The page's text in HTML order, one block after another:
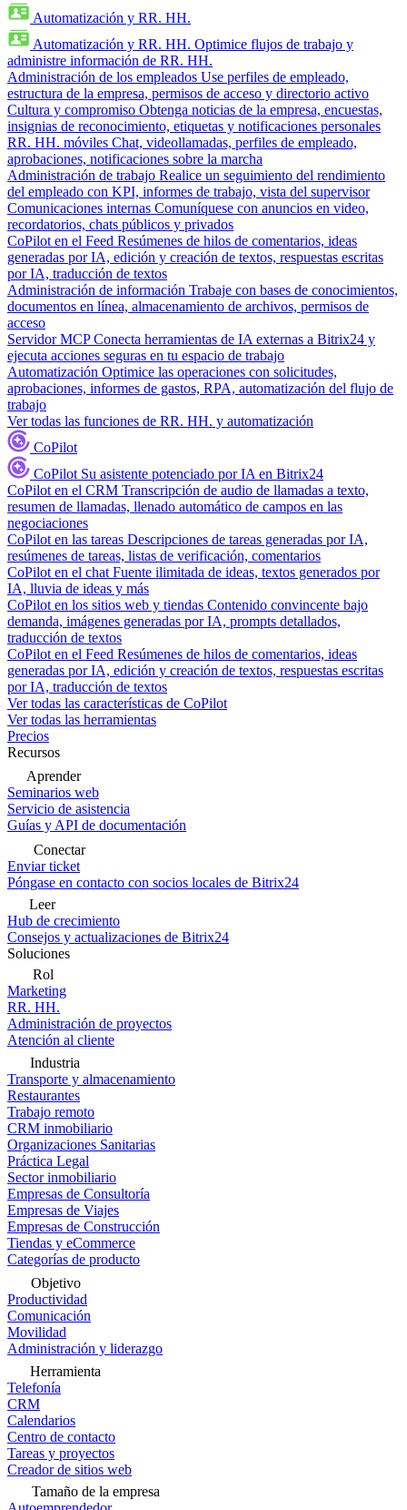
Automatización y RR. HH.
Automatización y RR. HH. Optimice flujos de trabajo y
administre información de RR. HH.
Administración de los empleados Use perfiles de empleado,
estructura de la empresa, permisos de acceso y directorio activo
Cultura y compromiso Obtenga noticias de la empresa, encuestas,
insignias de reconocimiento, etiquetas y notificaciones personales
RR. HH. móviles Chat, videollamadas, perfiles de empleado,
aprobaciones, notificaciones sobre la marcha
Administración de trabajo Realice un seguimiento del rendimiento
del empleado con KPI, informes de trabajo, vista del supervisor
Comunicaciones internas Comuníquese con anuncios en video,
recordatorios, chats públicos y privados
CoPilot en el Feed Resúmenes de hilos de comentarios, ideas
generadas por IA, edición y creación de textos, respuestas escritas
por IA, traducción de textos
Administración de información Trabaje con bases de conocimientos,
documentos en línea, almacenamiento de archivos, permisos de
acceso
Servidor MCP Conecta herramientas de IA externas a Bitrix24 y
ejecuta acciones seguras en tu espacio de trabajo
Automatización Optimice las operaciones con solicitudes,
aprobaciones, informes de gastos, RPA, automatización del flujo de
trabajo
Ver todas las funciones de RR. HH. y automatización
CoPilot
CoPilot Su asistente potenciado por IA en Bitrix24
CoPilot en el CRM Transcripción de audio de llamadas a texto,
resumen de llamadas, llenado automático de campos en las
negociaciones
CoPilot en las tareas Descripciones de tareas generadas por IA,
resúmenes de tareas, listas de verificación, comentarios
CoPilot en el chat Fuente ilimitada de ideas, textos generados por
IA, lluvia de ideas y más
CoPilot en los sitios web y tiendas Contenido convincente bajo
demanda, imágenes generadas por IA, prompts detallados,
traducción de textos
CoPilot en el Feed Resúmenes de hilos de comentarios, ideas
generadas por IA, edición y creación de textos, respuestas escritas
por IA, traducción de textos
Ver todas las características de CoPilot
Ver todas las herramientas
Precios
Recursos
Aprender
Seminarios web
Servicio de asistencia
Guías y API de documentación
Conectar
Enviar ticket
Póngase en contacto con socios locales de Bitrix24
Leer
Hub de crecimiento
Consejos y actualizaciones de Bitrix24
Soluciones
Rol
Marketing
RR. HH.
Administración de proyectos
Atención al cliente
Industria
Transporte y almacenamiento
Restaurantes
Trabajo remoto
CRM inmobiliario
Organizaciones Sanitarias
Práctica Legal
Sector inmobiliario
Empresas de Consultoría
Empresas de Viajes
Empresas de Construcción
Tiendas y eCommerce
Categorías de producto
Objetivo
Productividad
Comunicación
Movilidad
Administración y liderazgo
Herramienta
Telefonía
CRM
Calendarios
Centro de contacto
Tareas y proyectos
Creador de sitios web
Tamaño de la empresa